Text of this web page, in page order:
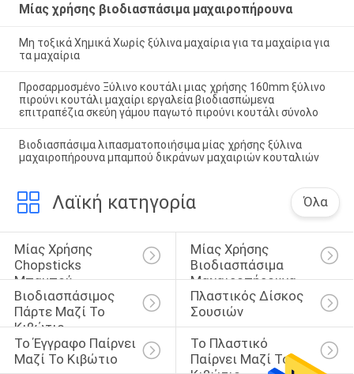
Μίας χρήσης βιοδιασπάσιμα μαχαιροπήρουνα
Μη τοξικά Χημικά Χωρίς ξύλινα μαχαίρια για τα μαχαίρια για
τα μαχαίρια
Προσαρμοσμένο Ξύλινο κουτάλι μιας χρήσης 160mm ξύλινο
πιρούνι κουτάλι μαχαίρι εργαλεία βιοδιασπώμενα
επιτραπέζια σκεύη γάμου παγωτό πιρούνι κουτάλι σύνολο
Βιοδιασπάσιμα λιπασματοποιήσιμα μίας χρήσης ξύλινα
μαχαιροπήρουνα μπαμπού δικράνων μαχαιριών κουταλιών
Λαϊκή κατηγορία Όλα
Μίας Χρήσης
Chopsticks
Μπαμπού
Μίας Χρήσης
Βιοδιασπάσιμα
Μαχαιροπήρουνα
Βιοδιασπάσιμος
Πάρτε Μαζί Το
Κιβώτιο
Πλαστικός Δίσκος
Σουσιών
Το Έγγραφο Παίρνει
Μαζί Το Κιβώτιο
Το Πλαστικό
Παίρνει Μαζί Το